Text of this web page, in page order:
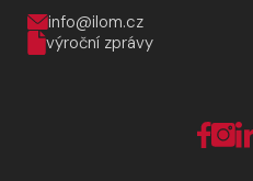
info@ilom.cz
výroční zprávy